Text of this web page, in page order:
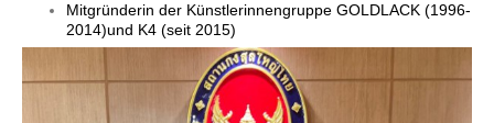
Mitgründerin der Künstlerinnengruppe GOLDLACK (1996-
2014)und K4 (seit 2015)